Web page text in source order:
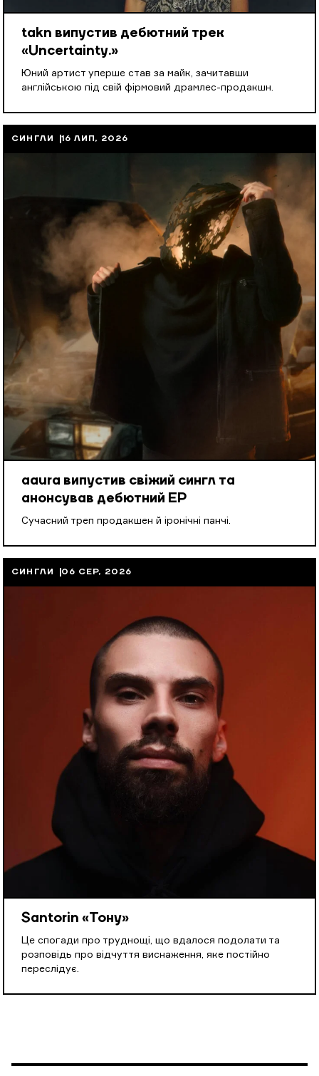
takn випустив дебютний трек
«Uncertainty.»
Юний артист уперше став за майк, зачитавши
англійською під свій фірмовий драмлес-продакшн.
СИНГЛИ 16 ЛИП, 2026
aaura випустив свіжий сингл та
анонсував дебютний EP
Cучасний треп продакшен й іронічні панчі.
СИНГЛИ 06 СЕР, 2026
Santorin «Тону»
Це спогади про труднощі, що вдалося подолати та
розповідь про відчуття виснаження, яке постійно
переслідує.